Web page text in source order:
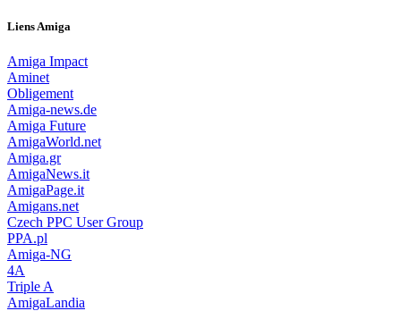
Liens Amiga
Amiga Impact
Aminet
Obligement
Amiga-news.de
Amiga Future
AmigaWorld.net
Amiga.gr
AmigaNews.it
AmigaPage.it
Amigans.net
Czech PPC User Group
PPA.pl
Amiga-NG
4A
Triple A
AmigaLandia